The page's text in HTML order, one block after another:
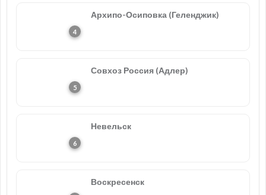
Архипо-Осиповка (Геленджик)
Совхоз Россия (Адлер)
Невельск
Воскресенск